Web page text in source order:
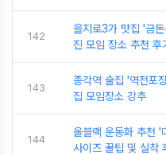
142
을지로3가 맛집 '금
진 모임 장소 추천 후
143
종각역 술집 '역전포
집 모임장소 강추
144
올블랙 운동화 추천
사이즈 꿀팁 및 실착